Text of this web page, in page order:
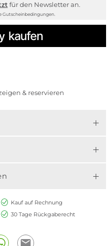
für den Newsletter an.
Gutscheinbedingungen.
& reservieren
Kauf auf Rechnung
30 Tage Rückgaberecht